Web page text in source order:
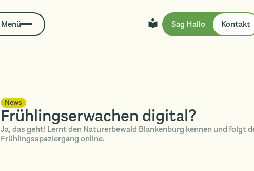
Menü Sag Hallo Kontakt
News
Frühlingserwachen digital?
Ja, das geht! Lernt den Naturerbewald Blankenburg kennen und folgt
Frühlingsspaziergang online.